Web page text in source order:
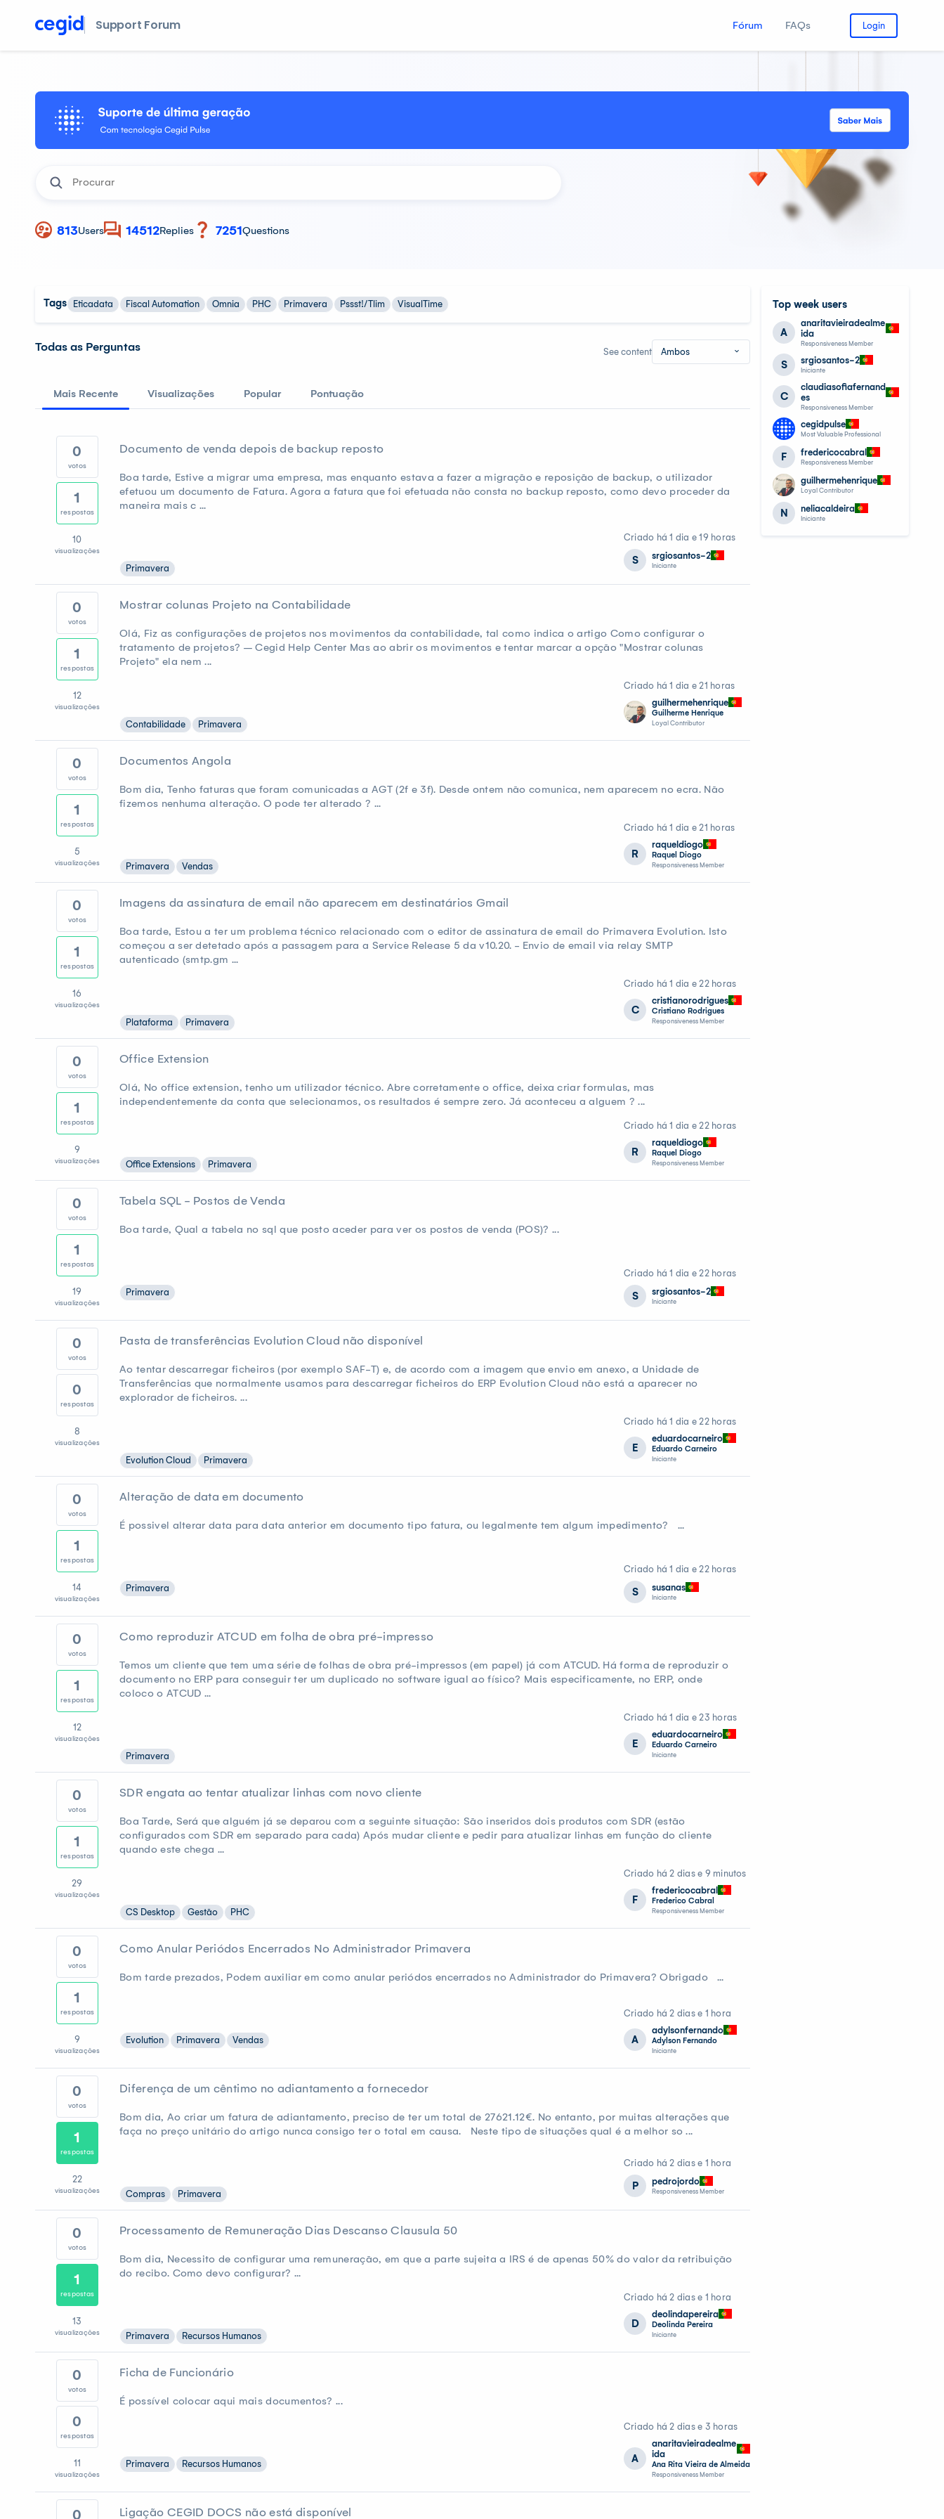
Support Forum Fórum FAQs Login
813Users 14512Replies 7251Questions
Tags Eticadata Fiscal Automation Omnia PHC Primavera Pssst!/Tlim VisualTime
Todas as Perguntas See content Ambos
Mais Recente Visualizações Popular Pontuação
0
votos
1
respostas
10
visualizações
Documento de venda depois de backup reposto
Boa tarde, Estive a migrar uma empresa, mas enquanto estava a fazer a migração e reposição de backup, o utilizador
efetuou um documento de Fatura. Agora a fatura que foi efetuada não consta no backup reposto, como devo proceder da
maneira mais c ...
Primavera
Criado há 1 dia e 19 horas
S srgiosantos-2
Iniciante
0
votos
1
respostas
12
visualizações
Mostrar colunas Projeto na Contabilidade
Olá, Fiz as configurações de projetos nos movimentos da contabilidade, tal como indica o artigo Como configurar o
tratamento de projetos? – Cegid Help Center Mas ao abrir os movimentos e tentar marcar a opção "Mostrar colunas
Projeto" ela nem ...
Contabilidade Primavera
Criado há 1 dia e 21 horas
guilhermehenrique
Guilherme Henrique
Loyal Contributor
0
votos
1
respostas
5
visualizações
Documentos Angola
Bom dia, Tenho faturas que foram comunicadas a AGT (2f e 3f). Desde ontem não comunica, nem aparecem no ecra. Não
fizemos nenhuma alteração. O pode ter alterado ? ...
Primavera Vendas
Criado há 1 dia e 21 horas
R
raqueldiogo
Raquel Diogo
Responsiveness Member
0
votos
1
respostas
16
visualizações
Imagens da assinatura de email não aparecem em destinatários Gmail
Boa tarde, Estou a ter um problema técnico relacionado com o editor de assinatura de email do Primavera Evolution. Isto
começou a ser detetado após a passagem para a Service Release 5 da v10.20. - Envio de email via relay SMTP
autenticado (smtp.gm ...
Plataforma Primavera
Criado há 1 dia e 22 horas
C
cristianorodrigues
Cristiano Rodrigues
Responsiveness Member
0
votos
1
respostas
9
visualizações
Office Extension
Olá, No office extension, tenho um utilizador técnico. Abre corretamente o office, deixa criar formulas, mas
independentemente da conta que selecionamos, os resultados é sempre zero. Já aconteceu a alguem ? ...
Office Extensions Primavera
Criado há 1 dia e 22 horas
R
raqueldiogo
Raquel Diogo
Responsiveness Member
0
votos
1
respostas
19
visualizações
Tabela SQL - Postos de Venda
Boa tarde, Qual a tabela no sql que posto aceder para ver os postos de venda (POS)? ...
Primavera
Criado há 1 dia e 22 horas
S srgiosantos-2
Iniciante
0
votos
0
respostas
8
visualizações
Pasta de transferências Evolution Cloud não disponível
Ao tentar descarregar ficheiros (por exemplo SAF-T) e, de acordo com a imagem que envio em anexo, a Unidade de
Transferências que normalmente usamos para descarregar ficheiros do ERP Evolution Cloud não está a aparecer no
explorador de ficheiros. ...
Evolution Cloud Primavera
Criado há 1 dia e 22 horas
E
eduardocarneiro
Eduardo Carneiro
Iniciante
0
votos
1
respostas
14
visualizações
Alteração de data em documento
É possivel alterar data para data anterior em documento tipo fatura, ou legalmente tem algum impedimento? ...
Primavera
Criado há 1 dia e 22 horas
S susanas
Iniciante
0
votos
1
respostas
12
visualizações
Como reproduzir ATCUD em folha de obra pré-impresso
Temos um cliente que tem uma série de folhas de obra pré-impressos (em papel) já com ATCUD. Há forma de reproduzir o
documento no ERP para conseguir ter um duplicado no software igual ao físico? Mais especificamente, no ERP, onde
coloco o ATCUD ...
Primavera
Criado há 1 dia e 23 horas
E
eduardocarneiro
Eduardo Carneiro
Iniciante
0
votos
1
respostas
29
visualizações
SDR engata ao tentar atualizar linhas com novo cliente
Boa Tarde, Será que alguém já se deparou com a seguinte situação: São inseridos dois produtos com SDR (estão
configurados com SDR em separado para cada) Após mudar cliente e pedir para atualizar linhas em função do cliente
quando este chega ...
CS Desktop Gestão PHC
Criado há 2 dias e 9 minutos
F
fredericocabral
Frederico Cabral
Responsiveness Member
0
votos
1
respostas
9
visualizações
Como Anular Periódos Encerrados No Administrador Primavera
Bom tarde prezados, Podem auxiliar em como anular periódos encerrados no Administrador do Primavera? Obrigado ...
Evolution Primavera Vendas
Criado há 2 dias e 1 hora
A
adylsonfernando
Adylson Fernando
Iniciante
0
votos
1
respostas
22
visualizações
Diferença de um cêntimo no adiantamento a fornecedor
Bom dia, Ao criar um fatura de adiantamento, preciso de ter um total de 27621.12€. No entanto, por muitas alterações que
faça no preço unitário do artigo nunca consigo ter o total em causa. Neste tipo de situações qual é a melhor so ...
Compras Primavera
Criado há 2 dias e 1 hora
P pedrojordo
Responsiveness Member
0
votos
1
respostas
13
visualizações
Processamento de Remuneração Dias Descanso Clausula 50
Bom dia, Necessito de configurar uma remuneração, em que a parte sujeita a IRS é de apenas 50% do valor da retribuição
do recibo. Como devo configurar? ...
Primavera Recursos Humanos
Criado há 2 dias e 1 hora
D
deolindapereira
Deolinda Pereira
Iniciante
0
votos
0
respostas
11
visualizações
Ficha de Funcionário
É possível colocar aqui mais documentos? ...
Primavera Recursos Humanos
Criado há 2 dias e 3 horas
A
anaritavieiradealme
ida
Ana Rita Vieira de Almeida
Responsiveness Member
0 Ligação CEGID DOCS não está disponível
Top week users
A
anaritavieiradealme
ida
Responsiveness Member
S srgiosantos-2
Iniciante
C
claudiasofiafernand
es
Responsiveness Member
cegidpulse
Most Valuable Professional
F fredericocabral
Responsiveness Member
guilhermehenrique
Loyal Contributor
N neliacaldeira
Iniciante